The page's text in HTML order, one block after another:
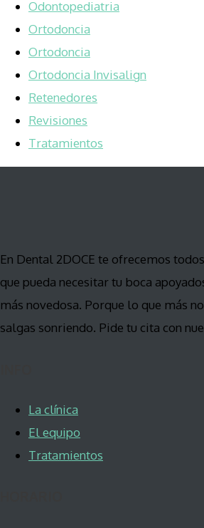
Odontopediatria
Ortodoncia
Ortodoncia
Ortodoncia Invisalign
Retenedores
Revisiones
Tratamientos
En Dental 2DOCE te ofrecemos
que pueda necesitar tu boca
más novedosa. Porque lo que más
salgas sonriendo. Pide tu cita con
La clínica
El equipo
Tratamientos